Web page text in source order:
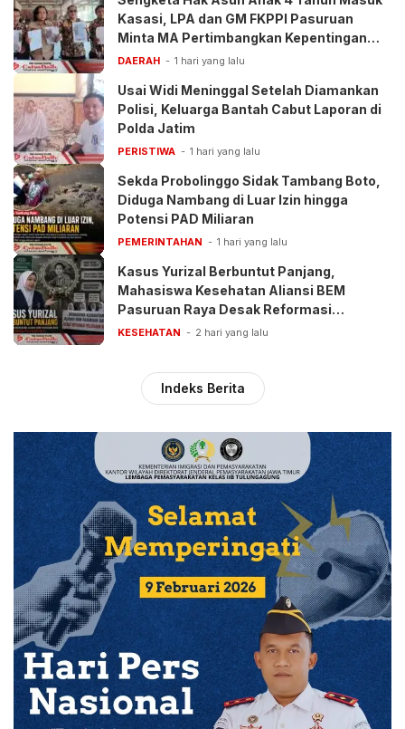
Kasasi, LPA dan GM FKPPI Pasuruan
Minta MA Pertimbangkan Kepentingan
Anak
DAERAH 1 hari yang lalu
Usai Widi Meninggal Setelah Diamankan
Polisi, Keluarga Bantah Cabut Laporan di
Polda Jatim
PERISTIWA 1 hari yang lalu
Sekda Probolinggo Sidak Tambang Boto,
Diduga Nambang di Luar Izin hingga
Potensi PAD Miliaran
PEMERINTAHAN 1 hari yang lalu
Kasus Yurizal Berbuntut Panjang,
Mahasiswa Kesehatan Aliansi BEM
Pasuruan Raya Desak Reformasi
Pelayanan BPJS
KESEHATAN 2 hari yang lalu
Indeks Berita